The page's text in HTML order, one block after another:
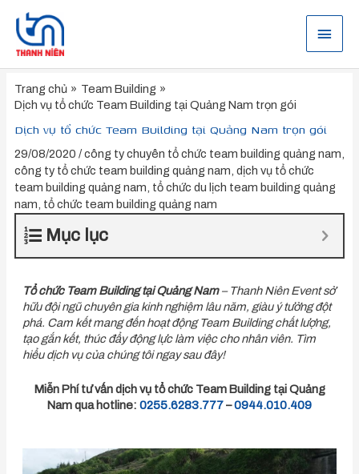
dung
Menu
Trang chủ
Team Building
Dịch vụ tổ chức Team Building tại Quảng Nam trọn gói
Dịch vụ tổ chức Team Building tại Quảng Nam trọn gói
29/08/2020 /công ty chuyên tổ chức team building quảng nam
công ty tổ chức team building quảng nam dịch vụ tổ chức
team building quảng nam tổ chức du lịch team building quảng
nam tổ chức team building quảng nam
Mục lục
Tổ chức Team Building tại Quảng Nam– Thanh Niên Event sở
hữu đội ngũ chuyên gia kinh nghiệm lâu năm, giàu ý tưởng đột
phá. Cam kết mang đến hoạt động Team Building chất lượng,
tạo gắn kết, thúc đẩy động lực làm việc cho nhân viên. Tìm
hiểu dịch vụ của chúng tôi ngay sau đây!
Miễn Phí tư vấn dịch vụ tổ chức Team Building tại Quảng
Nam qua hotline: 0255.6283.777–0944.010.409